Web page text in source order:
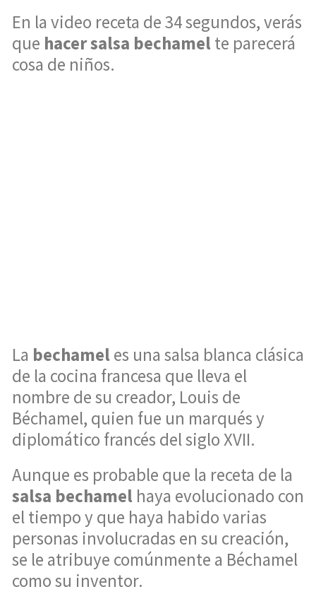
En la video receta de 34 segundos, verás
que hacer salsa bechamelte parecerá
cosa de niños.
La bechameles una salsa blanca clásica
de la cocina francesa que lleva el
nombre de su creador, Louis de
Béchamel, quien fue un marqués y
diplomático francés del siglo XVII.
Aunque es probable que la receta de la
salsa bechamel haya evolucionado con
el tiempo y que haya habido varias
personas involucradas en su creación,
se le atribuye comúnmente a Béchamel
como su inventor.